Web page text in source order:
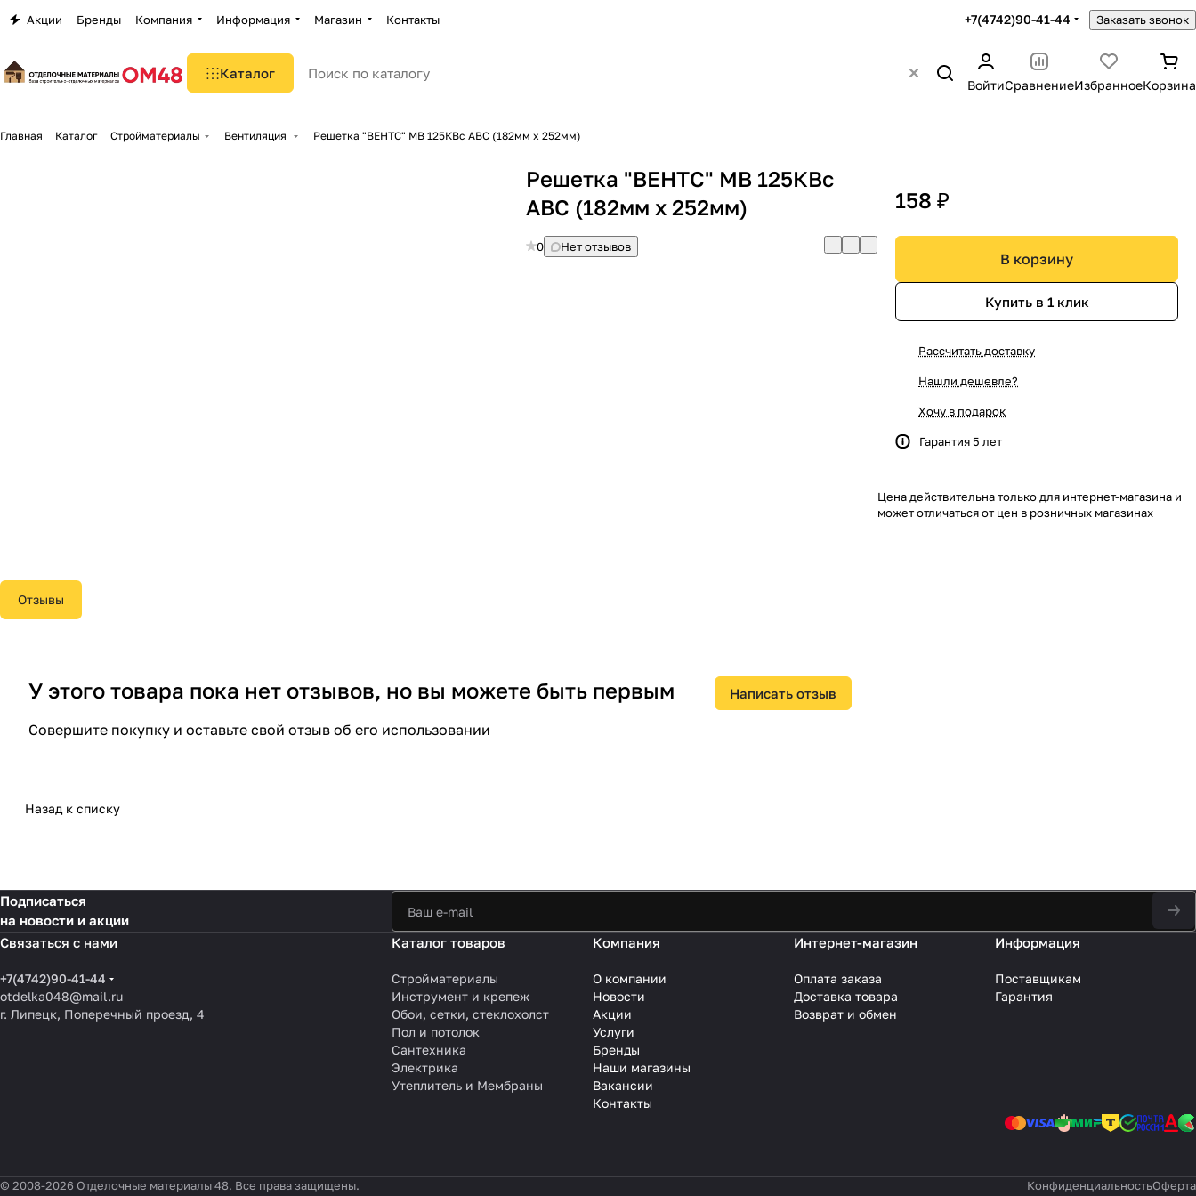
Акции Бренды Компания Информация Магазин Контакты +7(4742)90-41-44 Заказать звонок
Каталог
ВойтиСравнениеИзбранноеКорзина
Главная Каталог Стройматериалы Вентиляция Решетка "ВЕНТС" МВ 125КВс АВС (182мм х 252мм)
Решетка "ВЕНТС" МВ 125КВс
АВС (182мм х 252мм)
0 Нет отзывов
158 ₽
В корзину
Купить в 1 клик
Рассчитать доставку
Нашли дешевле?
Хочу в подарок
Гарантия 5 лет
Цена действительна только для интернет-магазина и
может отличаться от цен в розничных магазинах
Отзывы
У этого товара пока нет отзывов, но вы можете быть первым
Совершите покупку и оставьте свой отзыв об его использовании
Написать отзыв
Назад к списку
Подписаться
на новости и акции
Связаться с нами
+7(4742)90-41-44
otdelka048@mail.ru
г. Липецк, Поперечный проезд, 4
Каталог товаров
Стройматериалы
Инструмент и крепеж
Обои, сетки, стеклохолст
Пол и потолок
Сантехника
Электрика
Утеплитель и Мембраны
Компания
О компании
Новости
Акции
Услуги
Бренды
Наши магазины
Вакансии
Контакты
Интернет-магазин
Оплата заказа
Доставка товара
Возврат и обмен
Информация
Поставщикам
Гарантия
© 2008-2026 Отделочные материалы 48. Все права защищены. КонфиденциальностьОферта